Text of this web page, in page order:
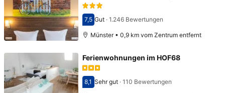
Bewertet mit 7,5
7,5 Gut· 1.246 Bewertungen
Münster • 0,9 km vom Zentrum entfernt
Ferienwohnungen im HOF68
Bewertet mit 8,1
8,1 Sehr gut· 110 Bewertungen